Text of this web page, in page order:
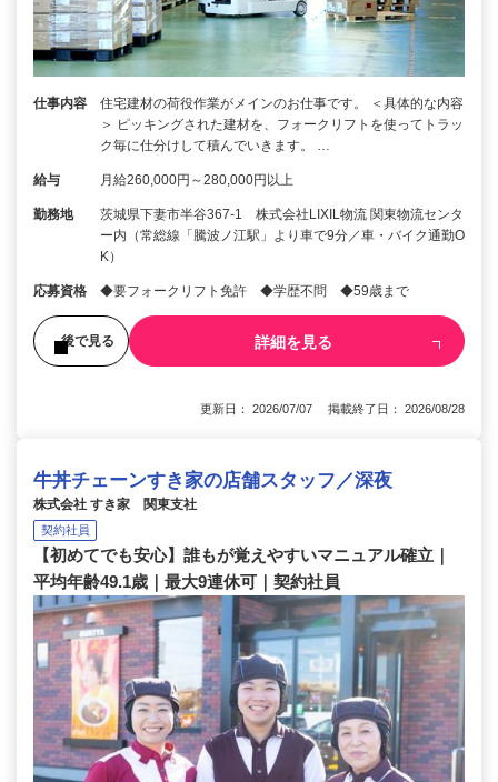
仕事内容
住宅建材の荷役作業がメインのお仕事です。 ＜具体的な内容
＞ ピッキングされた建材を、フォークリフトを使ってトラッ
ク毎に仕分けして積んでいきます。 …
給与 月給260,000円～280,000円以上
勤務地
茨城県下妻市半谷367-1 株式会社LIXIL物流 関東物流センタ
ー内（常総線「騰波ノ江駅」より車で9分／車・バイク通勤O
K）
応募資格 ◆要フォークリフト免許 ◆学歴不問 ◆59歳まで
後で見る 詳細を見る
更新日： 2026/07/07 掲載終了日： 2026/08/28
牛丼チェーンすき家の店舗スタッフ／深夜
株式会社 すき家 関東支社
契約社員
【初めてでも安心】誰もが覚えやすいマニュアル確立｜
平均年齢49.1歳｜最大9連休可｜契約社員